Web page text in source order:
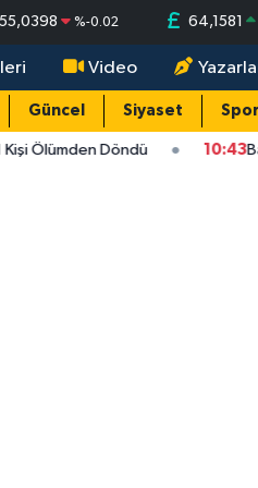
55,0398 %-0.02 64,1581
Video
Güncel Siyaset Spor
Ölümden Döndü 10:43